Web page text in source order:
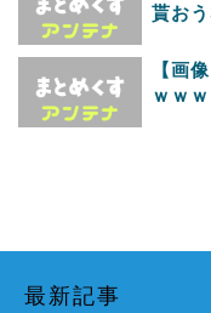
貰お
【画
ｗｗ
最新記事